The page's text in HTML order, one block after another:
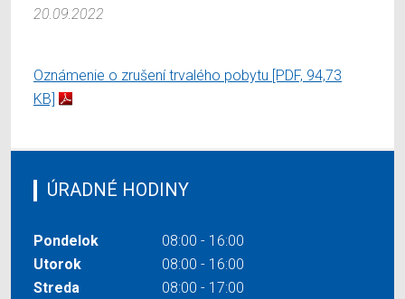
20.09.2022
Oznámenie o zrušení trvalého pobytu [PDF, 94,73
KB]
ÚRADNÉ HODINY
Pondelok
08:00 - 16:00
Utorok
08:00 - 16:00
Streda
08:00 - 17:00